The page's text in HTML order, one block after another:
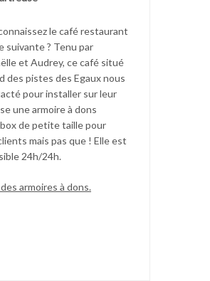
le café restaurant
suivante ? Tenu par
et Audrey, ce café situé
des pistes des Egaux nous
pour installer sur leur
une armoire à dons
de petite taille pour
mais pas que ! Elle est
24h/24h.
armoires à dons.